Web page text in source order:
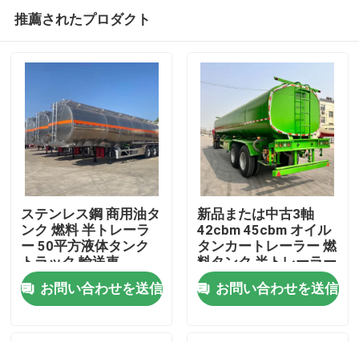
推薦されたプロダクト
ステンレス鋼 商用油タ
ンク 燃料 半トレーラ
ー 50平方液体タンク
トラック 輸送車
お問い合わせを送信
新品または中古3軸
42cbm 45cbm オイル
タンカートレーラー 燃
料タンク 半トレーラー
お問い合わせを送信